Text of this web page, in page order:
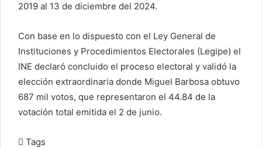
2019 al 13 de diciembre del 2024.
Con base en lo dispuesto con el Ley General de
Instituciones y Procedimientos Electorales (Legipe) el
INE declaró concluido el proceso electoral y validó la
elección extraordinaria donde Miguel Barbosa obtuvo
687 mil votos, que representaron el 44.84 de la
votación total emitida el 2 de junio.
Tags